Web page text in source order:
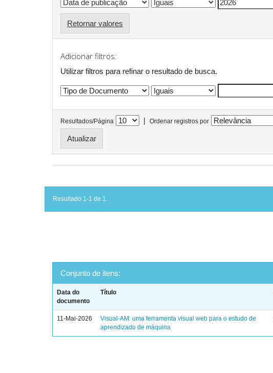
Retornar valores
Adicionar filtros:
Utilizar filtros para refinar o resultado de busca.
Resultados/Página | Ordenar registros por
Resultado 1-1 de 1.
Conjunto de itens:
Data do
documento
Título
11-Mai-2026
Visual-AM: uma ferramenta visual web para o estudo de
aprendizado de máquina